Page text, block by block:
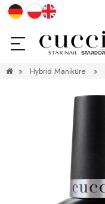
» Hybrid Maniküre »